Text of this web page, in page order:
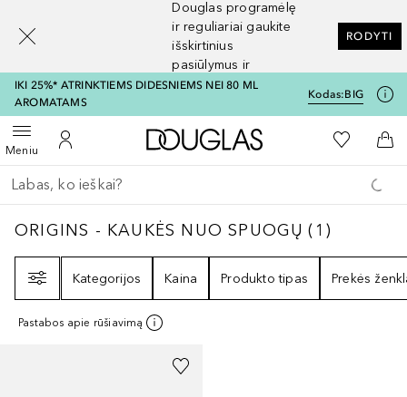
Douglas programėlę
ir reguliariai gaukite
išskirtinius
pasiūlymus ir
nuolaidas
RODYTI
IKI 25%* ATRINKTIEMS DIDESNIEMS NEI 80 ML
AROMATAMS
Kodas:BIG
MeniuAtidaryti meniuĮ mano paskyrą
Į Douglas pagrindinį
Į mano
Į
Grįžk atgal
Vykdykite paiešką
ORIGINS - KAUKĖS NUO SPUOGŲ 1
ORIGINS - KAUKĖS NUO SPUOGŲ ( 1 )
Kategorijos
Kaina Produkto tipas Prekės
Pastabos apie rūšiavimą
[navigation.slideout.screenreader]